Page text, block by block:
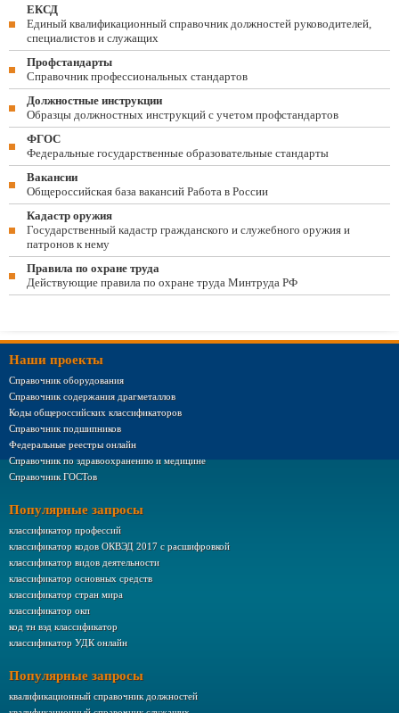
ЕКСД
Единый квалификационный справочник должностей руководителей,
специалистов и служащих
Профстандарты
Справочник профессиональных стандартов
Должностные инструкции
Образцы должностных инструкций с учетом профстандартов
ФГОС
Федеральные государственные образовательные стандарты
Вакансии
Общероссийская база вакансий Работа в России
Кадастр оружия
Государственный кадастр гражданского и служебного оружия и
патронов к нему
Правила по охране труда
Действующие правила по охране труда Минтруда РФ
Наши проекты
Справочник оборудования
Справочник содержания драгметаллов
Коды общероссийских классификаторов
Справочник подшипников
Федеральные реестры онлайн
Справочник по здравоохранению и медицине
Справочник ГОСТов
Популярные запросы
классификатор профессий
классификатор кодов ОКВЭД 2017 с расшифровкой
классификатор видов деятельности
классификатор основных средств
классификатор стран мира
классификатор окп
код тн вэд классификатор
классификатор УДК онлайн
Популярные запросы
квалификационный справочник должностей